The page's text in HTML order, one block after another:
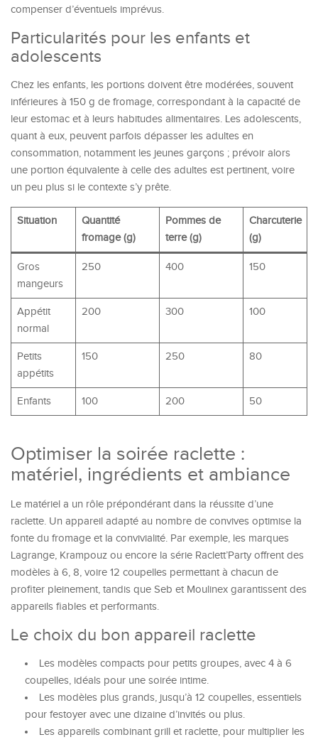
compenser d’éventuels imprévus.
Particularités pour les enfants et
adolescents
Chez les enfants, les portions doivent être modérées, souvent
inférieures à 150 g de fromage, correspondant à la capacité de
leur estomac et à leurs habitudes alimentaires. Les adolescents,
quant à eux, peuvent parfois dépasser les adultes en
consommation, notamment les jeunes garçons ; prévoir alors
une portion équivalente à celle des adultes est pertinent, voire
un peu plus si le contexte s’y prête.
Situation
Quantité
fromage (g)
Pommes de
terre (g)
Charcuterie
(g)
Gros
mangeurs
250 400 150
Appétit
normal
200 300 100
Petits
appétits
150 250 80
Enfants 100 200 50
Optimiser la soirée raclette :
matériel, ingrédients et ambiance
Le matériel a un rôle prépondérant dans la réussite d’une
raclette. Un appareil adapté au nombre de convives optimise la
fonte du fromage et la convivialité. Par exemple, les marques
Lagrange, Krampouz ou encore la série Raclett’Party offrent des
modèles à 6, 8, voire 12 coupelles permettant à chacun de
profiter pleinement, tandis que Seb et Moulinex garantissent des
appareils fiables et performants.
Le choix du bon appareil raclette
Les modèles compacts pour petits groupes, avec 4 à 6
coupelles, idéals pour une soirée intime.
Les modèles plus grands, jusqu’à 12 coupelles, essentiels
pour festoyer avec une dizaine d’invités ou plus.
Les appareils combinant grill et raclette, pour multiplier les